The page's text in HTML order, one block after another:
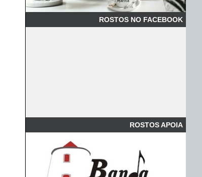
ROSTOS NO FACEBOOK
ROSTOS APOIA